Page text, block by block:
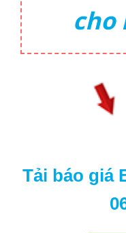
cho
Tải báo giá